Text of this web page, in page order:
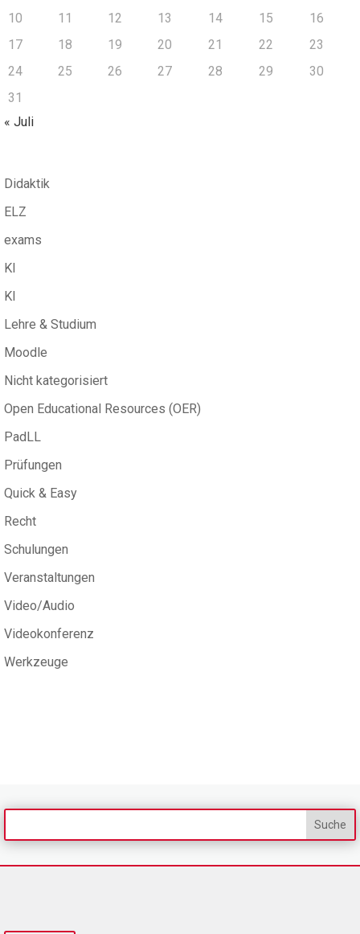
10
11 12 13 14 15
16
17
18 19 20 21 22
23
24
25 26 27 28 29
30
31
« Juli
Didaktik
ELZ
exams
KI
KI
Lehre & Studium
Moodle
Nicht kategorisiert
Open Educational Resources (OER)
PadLL
Prüfungen
Quick & Easy
Recht
Schulungen
Veranstaltungen
Video/Audio
Videokonferenz
Werkzeuge